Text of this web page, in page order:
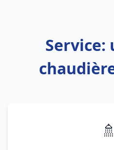
Service:
🚿